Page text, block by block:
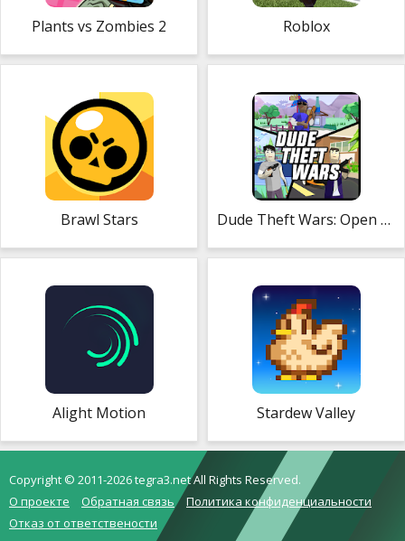
Plants vs Zombies 2 Roblox
Brawl Stars Dude Theft Wars: Open World Sandbox Simulator
Alight Motion Stardew Valley
Copyright © 2011-2026 tegra3.net All Rights Reserved.
О проекте
Обратная связь
Политика конфиденциальности
Отказ от ответствености